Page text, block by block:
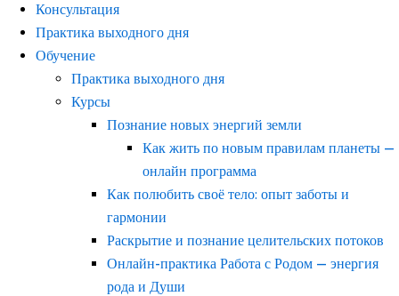
Консультация
Практика выходного дня
Обучение
Практика выходного дня
Курсы
Познание новых энергий земли
Как жить по новым правилам планеты —
онлайн программа
Как полюбить своё тело: опыт заботы и
гармонии
Раскрытие и познание целительских потоков
Онлайн-практика Работа с Родом — энергия
рода и Души